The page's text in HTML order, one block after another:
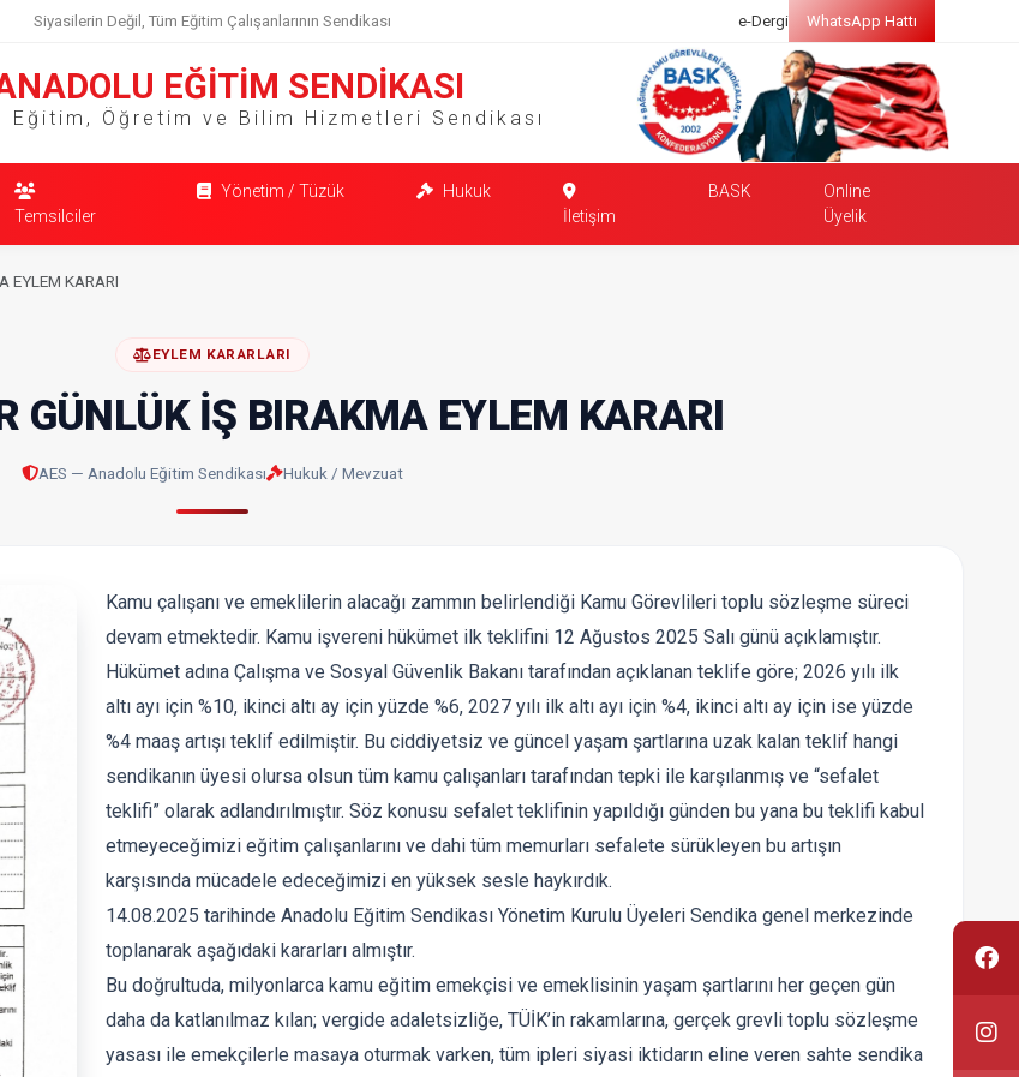
Siyasilerin Değil, Tüm Eğitim Çalışanlarının Sendikası e-Dergi WhatsApp Hattı
EĞİTİM SENDİKASI
Eğitim, Öğretim ve Bilim Hizmetleri Sendikası
Temsilciler
Yönetim / Tüzük
Hukuk
İletişim
BASK
Online
Üyelik
EYLEM KARARI
EYLEM KARARLARI
GÜNLÜK İŞ BIRAKMA EYLEM KARARI
AES — Anadolu Eğitim Sendikası Hukuk / Mevzuat
Kamu çalışanı ve emeklilerin alacağı zammın belirlendiği Kamu Görevlileri toplu sözleşme süreci
devam etmektedir. Kamu işvereni hükümet ilk teklifini 12 Ağustos 2025 Salı günü açıklamıştır.
Hükümet adına Çalışma ve Sosyal Güvenlik Bakanı tarafından açıklanan teklife göre; 2026 yılı ilk
altı ayı için %10, ikinci altı ay için yüzde %6, 2027 yılı ilk altı ayı için %4, ikinci altı ay için ise yüzde
%4 maaş artışı teklif edilmiştir. Bu ciddiyetsiz ve güncel yaşam şartlarına uzak kalan teklif hangi
sendikanın üyesi olursa olsun tüm kamu çalışanları tarafından tepki ile karşılanmış ve “sefalet
teklifi” olarak adlandırılmıştır. Söz konusu sefalet teklifinin yapıldığı günden bu yana bu teklifi kabul
etmeyeceğimizi eğitim çalışanlarını ve dahi tüm memurları sefalete sürükleyen bu artışın
karşısında mücadele edeceğimizi en yüksek sesle haykırdık.
14.08.2025 tarihinde Anadolu Eğitim Sendikası Yönetim Kurulu Üyeleri Sendika genel merkezinde
toplanarak aşağıdaki kararları almıştır.
Bu doğrultuda, milyonlarca kamu eğitim emekçisi ve emeklisinin yaşam şartlarını her geçen gün
daha da katlanılmaz kılan; vergide adaletsizliğe, TÜİK’in rakamlarına, gerçek grevli toplu sözleşme
yasası ile emekçilerle masaya oturmak varken, tüm ipleri siyasi iktidarın eline veren sahte sendika